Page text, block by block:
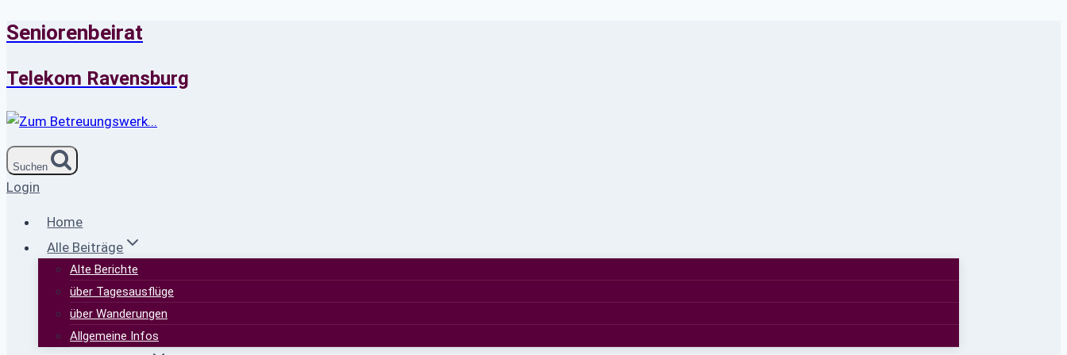
Zum
springen
Seniorenbeirat
Telekom Ravensburg
Suchen
Login
Home
Alle Beiträge
Alte Berichte
über Tagesausflüge
über Wanderungen
Allgemeine Infos